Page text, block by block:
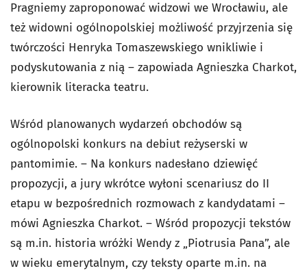
Pragniemy zaproponować widzowi we Wrocławiu, ale
też widowni ogólnopolskiej możliwość przyjrzenia się
twórczości Henryka Tomaszewskiego wnikliwie i
podyskutowania z nią – zapowiada Agnieszka Charkot,
kierownik literacka teatru.
Wśród planowanych wydarzeń obchodów są
ogólnopolski konkurs na debiut reżyserski w
pantomimie. – Na konkurs nadesłano dziewięć
propozycji, a jury wkrótce wyłoni scenariusz do II
etapu w bezpośrednich rozmowach z kandydatami –
mówi Agnieszka Charkot. – Wśród propozycji tekstów
są m.in. historia wróżki Wendy z „Piotrusia Pana”, ale
w wieku emerytalnym, czy teksty oparte m.in. na